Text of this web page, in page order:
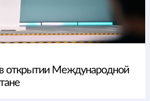
в открытии Международной